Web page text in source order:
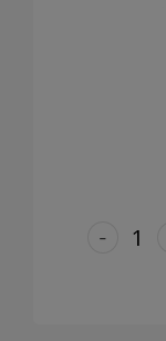
-